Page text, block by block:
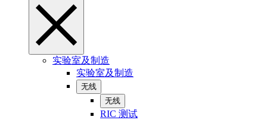
实验室及制造
实验室及制造
无线
无线
RIC 测试